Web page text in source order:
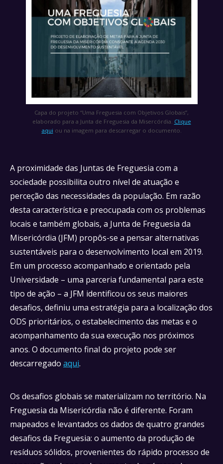
Capa do projeto “Uma Freguesia com Objetivos Globais”,
elaborado para a Junta de Freguesia da Misercórdia. Clique
aqui ou na imagem para descarregar o documento.
A proximidade das Juntas de Freguesia com a
sociedade possibilita outro nível de atuação e
perceção das necessidades da população. Em razão
desta característica e preocupada com os problemas
locais e também globais, a Junta de Freguesia da
Misericórdia (JFM) propôs-se a pensar alternativas
sustentáveis para o desenvolvimento local em 2019.
Em um processo acompanhado e orientado pela
Universidade – uma parceria fundamental para este
tipo de ação – a JFM identificou os seus maiores
desafios, definiu uma estratégia para a localização dos
ODS prioritários, o estabelecimento das metas e o
acompanhamento da sua execução nos próximos
anos. O documento final do projeto pode ser
descarregado aqui.
Os desafios globais se materializam no território. Na
Freguesia da Misericórdia não é diferente. Foram
mapeados e levantados os dados de quatro grandes
desafios da Freguesia: o aumento da produção de
resíduos sólidos, provenientes do rápido processo de